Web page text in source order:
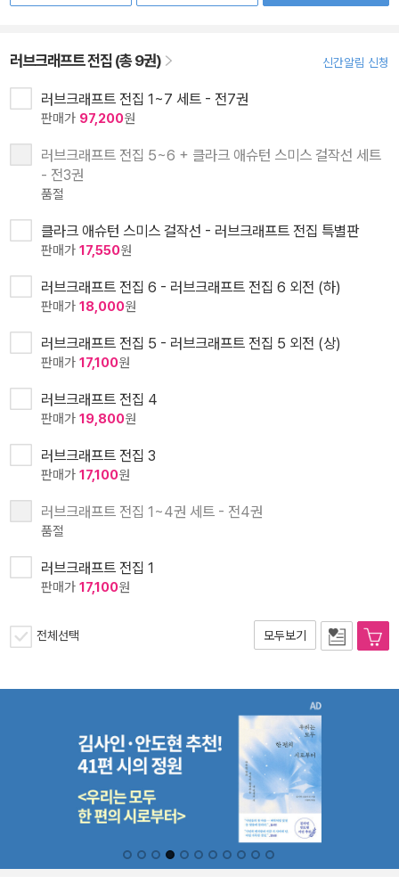
러브크래프트 전집 (총 9권) 신간알림 신청
러브크래프트 전집 1~7 세트 - 전7권
판매가 97,200원
러브크래프트 전집 5~6 + 클라크 애슈턴 스미스 걸작선 세트
- 전3권
품절
클라크 애슈턴 스미스 걸작선 - 러브크래프트 전집 특별판
판매가 17,550원
러브크래프트 전집 6 - 러브크래프트 전집 6 외전 (하)
판매가 18,000원
러브크래프트 전집 5 - 러브크래프트 전집 5 외전 (상)
판매가 17,100원
러브크래프트 전집 4
판매가 19,800원
러브크래프트 전집 3
판매가 17,100원
러브크래프트 전집 1~4권 세트 - 전4권
품절
러브크래프트 전집 1
판매가 17,100원
전체선택 모두보기